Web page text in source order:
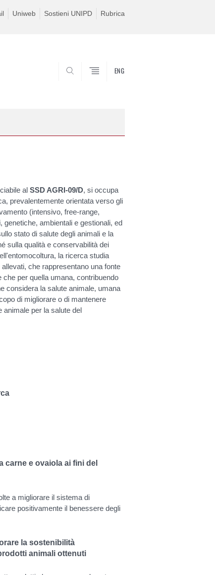
Uniweb Sostieni UNIPD Rubrica
ENG
al SSD AGRI-09/D, si occupa
prevalentemente orientata verso gli
(intensivo, free-range,
genetiche, ambientali e gestionali, ed
stato di salute degli animali e la
sulla qualità e conservabilità dei
la ricerca studia
che rappresentano una fonte
per quella umana, contribuendo
considera la salute animale, umana
di migliorare o di mantenere
animale per la salute del
e ovaiola ai fini del
a migliorare il sistema di
positivamente il benessere degli
la sostenibilità
animali ottenuti